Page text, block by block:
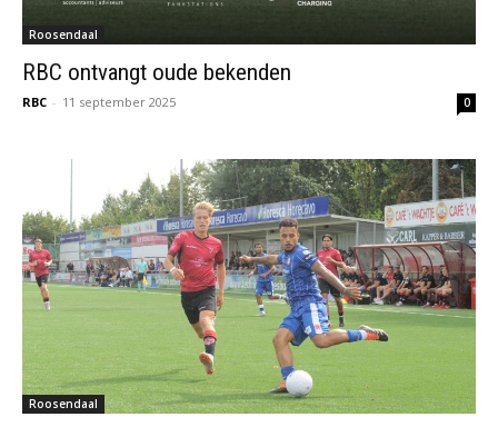
Roosendaal
RBC ontvangt oude bekenden
RBC - 11 september 2025 0
Roosendaal